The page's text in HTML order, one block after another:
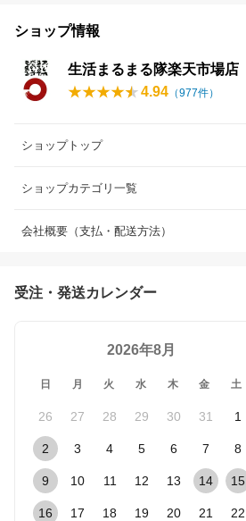
ショップ情報
生活まるまる隊楽天市場店
4.94 （977件）
ショップトップ
ショップカテゴリ一覧
会社概要（支払・配送方法）
受注・発送カレンダー
2026年8月
日 月 火 水 木 金 土
26 27 28 29 30 31 1
2 3 4 5 6 7 8
9 10 11 12 13 14 15
16 17 18 19 20 21 22